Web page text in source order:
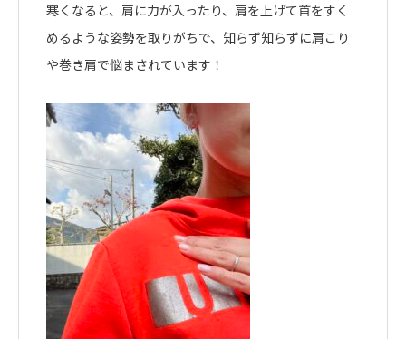
寒くなると、肩に力が入ったり、肩を上げて首をすく
めるような姿勢を取りがちで、知らず知らずに肩こり
や巻き肩で悩まされています！